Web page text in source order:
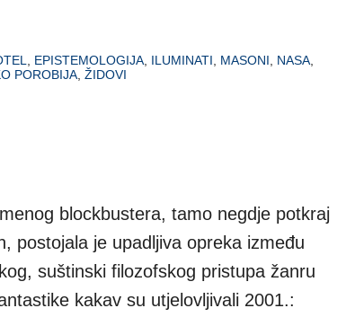
EPISTEMOLOGIJA ILUMINATI MASONI NASA
POROBIJA ŽIDOVI
blockbustera, tamo negdje potkraj
postojala je upadljiva opreka između
suštinski filozofskog pristupa žanru
kakav su utjelovljivali 2001.: